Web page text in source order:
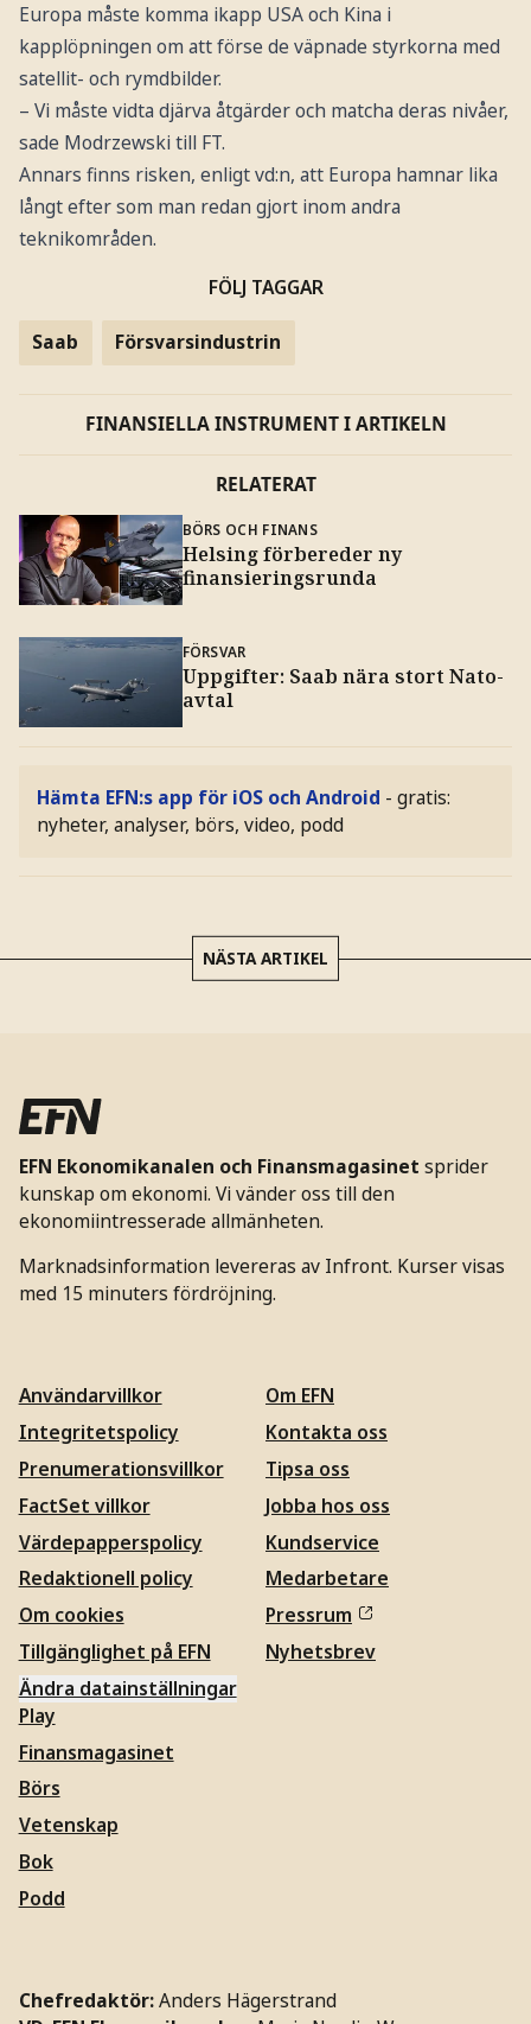
Europa måste komma ikapp USA och Kina i
kapplöpningen om att förse de väpnade styrkorna med
satellit- och rymdbilder.
– Vi måste vidta djärva åtgärder och matcha deras nivåer,
sade Modrzewski till FT.
Annars finns risken, enligt vd:n, att Europa hamnar lika
långt efter som man redan gjort inom andra
teknikområden.
FÖLJ TAGGAR
Saab Försvarsindustrin
FINANSIELLA INSTRUMENT I ARTIKELN
RELATERAT
BÖRS OCH FINANS
Helsing förbereder ny
finansieringsrunda
FÖRSVAR
Uppgifter: Saab nära stort Nato-
avtal
Hämta EFN:s app för iOS och Android - gratis:
nyheter, analyser, börs, video, podd
NÄSTA ARTIKEL
EFN Ekonomikanalen och Finansmagasinet sprider
kunskap om ekonomi. Vi vänder oss till den
ekonomiintresserade allmänheten.
Marknadsinformation levereras av Infront. Kurser visas
med 15 minuters fördröjning.
Användarvillkor
Integritetspolicy
Prenumerationsvillkor
FactSet villkor
Värdepapperspolicy
Redaktionell policy
Om cookies
Tillgänglighet på EFN
Ändra datainställningar
Om EFN
Kontakta oss
Tipsa oss
Jobba hos oss
Kundservice
Medarbetare
Pressrum
Nyhetsbrev
Play
Finansmagasinet
Börs
Vetenskap
Bok
Podd
Chefredaktör:Anders Hägerstrand